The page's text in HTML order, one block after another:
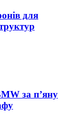
для
за п’яну